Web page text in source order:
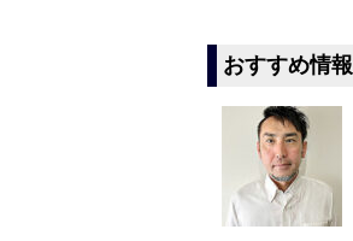
おすすめ情報